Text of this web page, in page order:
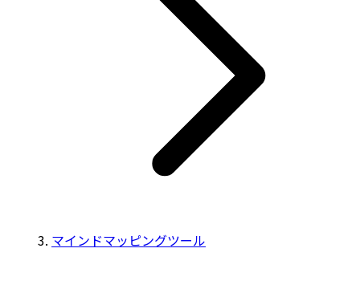
マインドマッピングツール